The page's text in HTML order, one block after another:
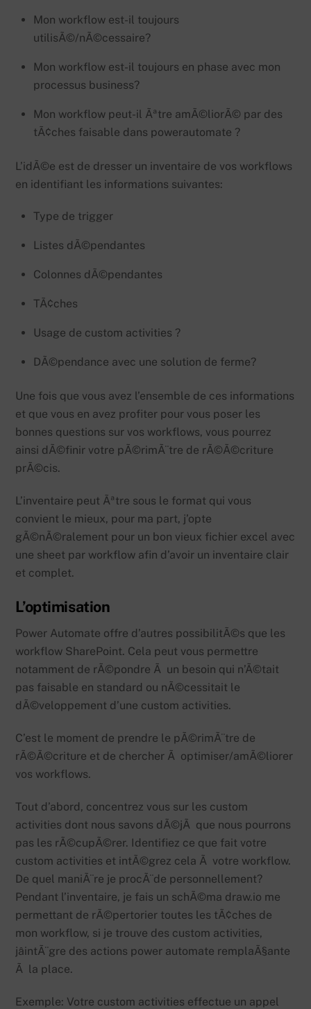
Mon workflow est-il toujours
utilisÃ©/nÃ©cessaire?
Mon workflow est-il toujours en phase avec mon
processus business?
Mon workflow peut-il Ãªtre amÃ©liorÃ© par des
tÃ¢ches faisable dans powerautomate ?
L’idÃ©e est de dresser un inventaire de vos workflows
en identifiant les informations suivantes:
Type de trigger
Listes dÃ©pendantes
Colonnes dÃ©pendantes
TÃ¢ches
Usage de custom activities ?
DÃ©pendance avec une solution de ferme?
Une fois que vous avez l’ensemble de ces informations
et que vous en avez profiter pour vous poser les
bonnes questions sur vos workflows, vous pourrez
ainsi dÃ©finir votre pÃ©rimÃ¨tre de rÃ©Ã©criture
prÃ©cis.
L’inventaire peut Ãªtre sous le format qui vous
convient le mieux, pour ma part, j’opte
gÃ©nÃ©ralement pour un bon vieux fichier excel avec
une sheet par workflow afin d’avoir un inventaire clair
et complet.
L’optimisation
Power Automate offre d’autres possibilitÃ©s que les
workflow SharePoint. Cela peut vous permettre
notamment de rÃ©pondre Ã un besoin qui n’Ã©tait
pas faisable en standard ou nÃ©cessitait le
dÃ©veloppement d’une custom activities.
C’est le moment de prendre le pÃ©rimÃ¨tre de
rÃ©Ã©criture et de chercher Ã optimiser/amÃ©liorer
vos workflows.
Tout d’abord, concentrez vous sur les custom
activities dont nous savons dÃ©jÃ que nous pourrons
pas les rÃ©cupÃ©rer. Identifiez ce que fait votre
custom activities et intÃ©grez cela Ã votre workflow.
De quel maniÃ¨re je procÃ¨de personnellement?
Pendant l’inventaire, je fais un schÃ©ma draw.io me
permettant de rÃ©pertorier toutes les tÃ¢ches de
mon workflow, si je trouve des custom activities,
jâintÃ¨gre des actions power automate remplaÃ§ante
Ã la place.
Exemple: Votre custom activities effectue un appel